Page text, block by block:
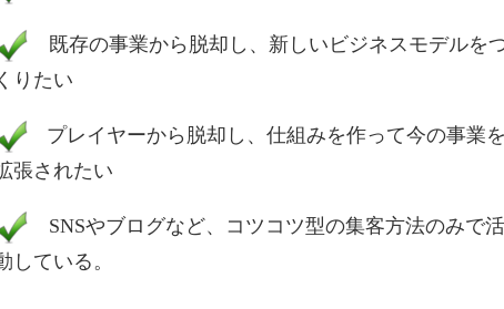
既存の事業から脱却し、新しいビジネスモデルを
りたい
プレイヤーから脱却し、仕組みを作って今の事業を
張されたい
SNSやブログなど、コツコツ型の集客方法のみで活
している。